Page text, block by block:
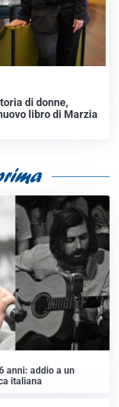
di donne,
libro di Marzia
anni: addio a un
italiana